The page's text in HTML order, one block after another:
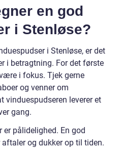
en god
i Stenløse?
i Stenløse, er det
i betragtning. For det første
i fokus. Tjek gerne
og venner om
vinduespudseren leverer et
gang.
pålidelighed. En god
og dukker op til tiden.